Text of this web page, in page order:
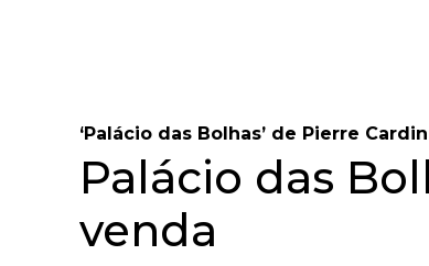
‘Palácio das Bolhas’ de Pierre
Palácio das
venda